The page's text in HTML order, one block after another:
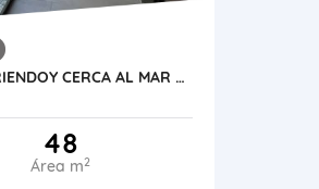
APARTAMENTO EN ARRIENDOY CERCA AL MAR PRIMER PISO AMOBLADO
48
Área m2